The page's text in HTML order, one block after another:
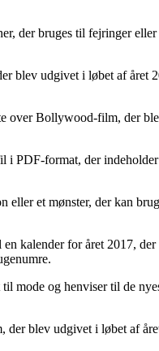
der bruges til fejringer
blev udgivet i løbet af
over Bollywood-film, der
i PDF-format, der
eller et mønster, der kan
kalender for året 2017,
mode og henviser til de
der blev udgivet i løbet af